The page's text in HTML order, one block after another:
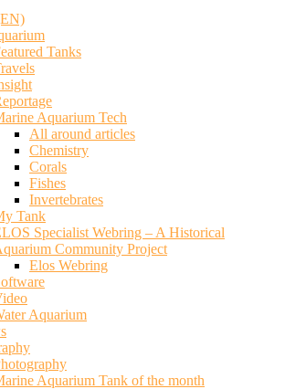
Tanks
Aquarium Tech
All around articles
Chemistry
Corals
Fishes
Invertebrates
Tank
Specialist Webring – A Historical
Community Project
Elos Webring
Aquarium
Aquarium Tank of the month